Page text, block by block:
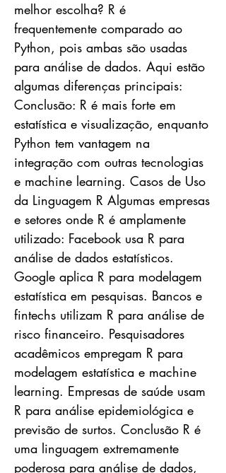
melhor escolha? R é
frequentemente comparado ao
Python, pois ambas são usadas
para análise de dados. Aqui estão
algumas diferenças principais:
Conclusão: R é mais forte em
estatística e visualização, enquanto
Python tem vantagem na
integração com outras tecnologias
e machine learning. Casos de Uso
da Linguagem R Algumas empresas
e setores onde R é amplamente
utilizado: Facebook usa R para
análise de dados estatísticos.
Google aplica R para modelagem
estatística em pesquisas. Bancos e
fintechs utilizam R para análise de
risco financeiro. Pesquisadores
acadêmicos empregam R para
modelagem estatística e machine
learning. Empresas de saúde usam
R para análise epidemiológica e
previsão de surtos. Conclusão R é
uma linguagem extremamente
poderosa para análise de dados,